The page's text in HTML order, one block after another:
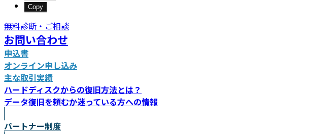
Copy
無料診断・ご相談
お問い合わせ
申込書
オンライン申し込み
主な取引実績
ハードディスクからの復旧方法とは？
データ復旧を頼むか迷っている方への情報
パートナー制度